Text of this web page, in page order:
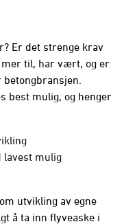
Er det strenge krav
mer til, har vært, og er
best mulig, og henger
lavest mulig
utvikling av egne
å ta inn flyveaske i